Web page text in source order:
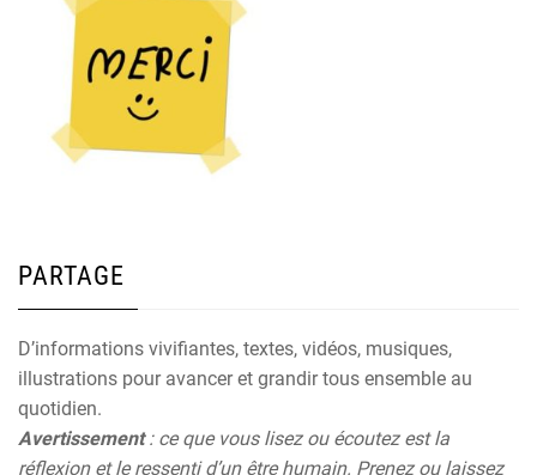
PARTAGE
D’informations vivifiantes, textes, vidéos, musiques,
illustrations pour avancer et grandir tous ensemble au
quotidien.
Avertissement: ce que vous lisez ou écoutez est la
réflexion et le ressenti d’un être humain. Prenez ou laissez